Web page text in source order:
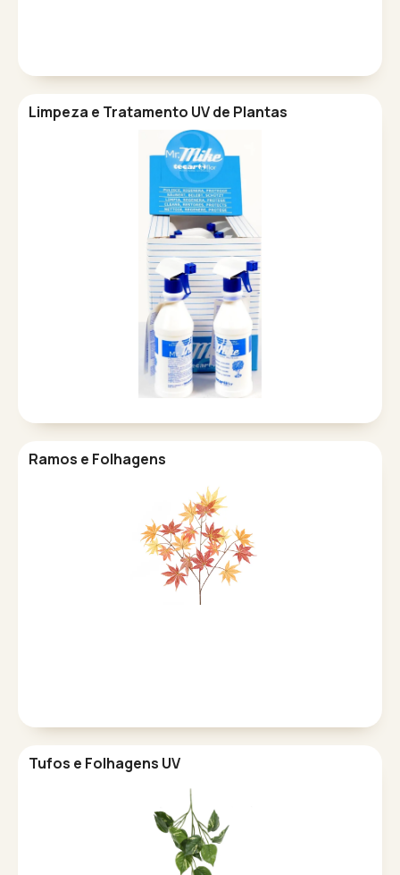
Limpeza e Tratamento UV de Plantas
Ramos e Folhagens
Tufos e Folhagens UV